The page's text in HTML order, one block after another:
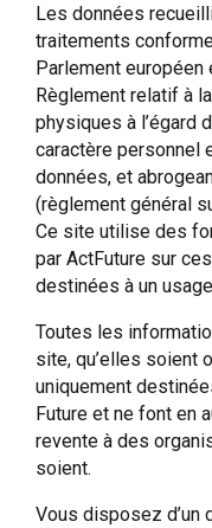
Les données
traitements
Parlement européen
Règlement relatif à
physiques à l’égard
caractère personnel
données, et
(règlement général
Ce site utilise des
par ActFuture sur
destinées à un
Toutes les
site, qu’elles soient
uniquement
Future et ne font en
revente à des
soient.
Vous disposez d’un